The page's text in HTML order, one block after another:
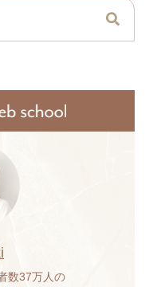
数37万人の